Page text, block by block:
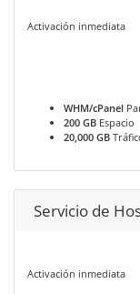
Activación inmediata
WHM/cPanel
200 GB Espacio
20,000 GB
Servicio de
Activación inmediata